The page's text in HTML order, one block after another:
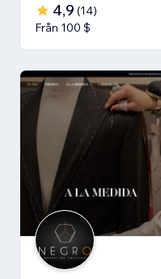
4,9 (14)
Från 100 $